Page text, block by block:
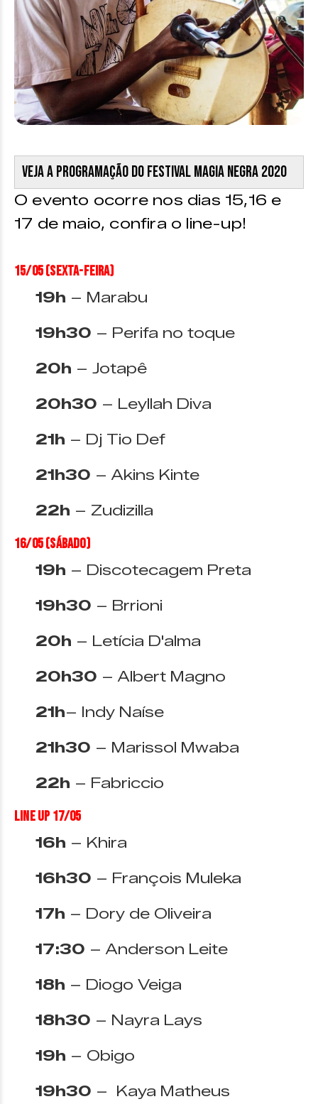
Veja a programação do Festival Magia Negra 2020
O evento ocorre nos dias 15,16 e
17 de maio, confira o line-up!
15/05 (sexta-feira)
19h – Marabu
19h30 – Perifa no toque
20h – Jotapê
20h30 – Leyllah Diva
21h – Dj Tio Def
21h30 – Akins Kinte
22h – Zudizilla
16/05 (sábado)
19h – Discotecagem Preta
19h30 – Brrioni
20h – Letícia D'alma
20h30 – Albert Magno
21h– Indy Naíse
21h30 – Marissol Mwaba
22h – Fabriccio
Line Up 17/05
16h – Khira
16h30 – François Muleka
17h – Dory de Oliveira
17:30 – Anderson Leite
18h – Diogo Veiga
18h30 – Nayra Lays
19h – Obigo
19h30 – Kaya Matheus